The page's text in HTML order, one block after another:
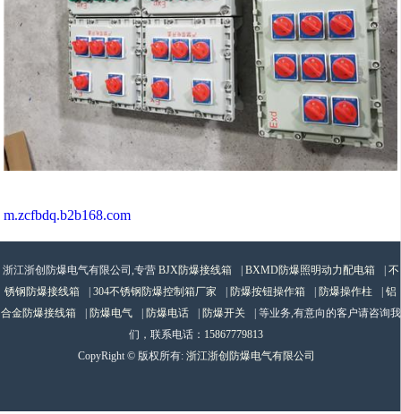
m.zcfbdq.b2b168.com
浙江浙创防爆电气有限公司,专营 BJX防爆接线箱 BXMD防爆照明动力配电箱
不
锈钢防爆接线箱
304不锈钢防爆控制箱厂家 防爆按钮操作箱 防爆操作柱
铝
合金防爆接线箱
防爆电气 防爆电话 防爆开关
| 等业务,有意向的客户请咨询我
们，联系电话： 15867779813
CopyRight © 版权所有: 浙江浙创防爆电气有限公司